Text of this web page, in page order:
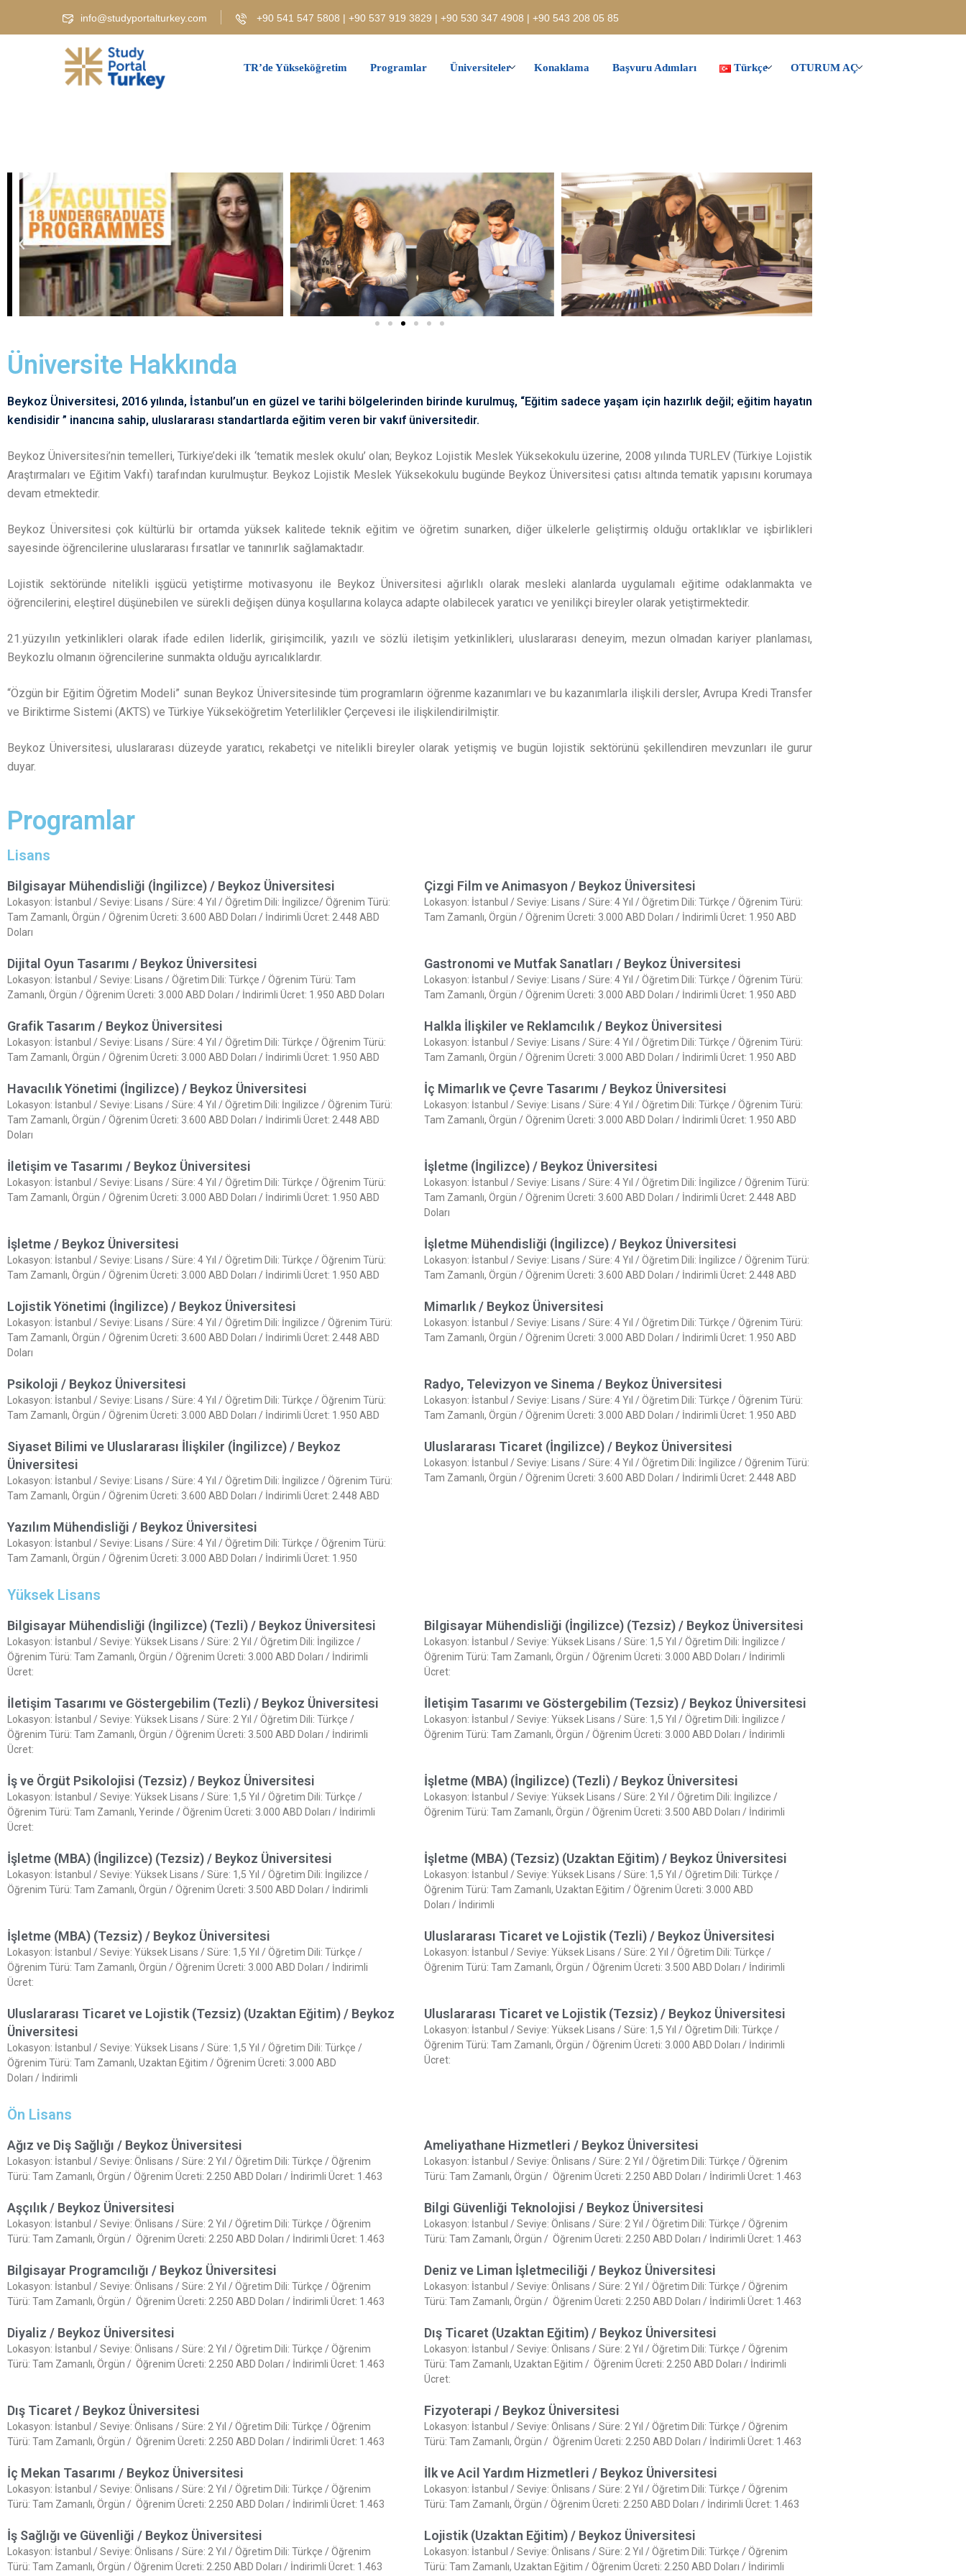
info@studyportalturkey.com +90 541 547 5808 | +90 537 919 3829 | +90 530 347 4908 | +90 543 208 05 85
TR’de Yükseköğretim Programlar Üniversiteler Konaklama Başvuru Adımları Türkçe OTURUM AÇ
Üniversite Hakkında
Beykoz Üniversitesi, 2016 yılında, İstanbul’un en güzel ve tarihi bölgelerinden birinde kurulmuş, “Eğitim sadece yaşam için hazırlık değil; eğitim hayatın
kendisidir ” inancına sahip, uluslararası standartlarda eğitim veren bir vakıf üniversitedir.
Beykoz Üniversitesi’nin temelleri, Türkiye’deki ilk ‘tematik meslek okulu’ olan; Beykoz Lojistik Meslek Yüksekokulu üzerine, 2008 yılında TURLEV (Türkiye Lojistik
Araştırmaları ve Eğitim Vakfı) tarafından kurulmuştur. Beykoz Lojistik Meslek Yüksekokulu bugünde Beykoz Üniversitesi çatısı altında tematik yapısını korumaya
devam etmektedir.
Beykoz Üniversitesi çok kültürlü bir ortamda yüksek kalitede teknik eğitim ve öğretim sunarken, diğer ülkelerle geliştirmiş olduğu ortaklıklar ve işbirlikleri
sayesinde öğrencilerine uluslararası fırsatlar ve tanınırlık sağlamaktadır.
Lojistik sektöründe nitelikli işgücü yetiştirme motivasyonu ile Beykoz Üniversitesi ağırlıklı olarak mesleki alanlarda uygulamalı eğitime odaklanmakta ve
öğrencilerini, eleştirel düşünebilen ve sürekli değişen dünya koşullarına kolayca adapte olabilecek yaratıcı ve yenilikçi bireyler olarak yetiştirmektedir.
21.yüzyılın yetkinlikleri olarak ifade edilen liderlik, girişimcilik, yazılı ve sözlü iletişim yetkinlikleri, uluslararası deneyim, mezun olmadan kariyer planlaması,
Beykozlu olmanın öğrencilerine sunmakta olduğu ayrıcalıklardır.
“Özgün bir Eğitim Öğretim Modeli” sunan Beykoz Üniversitesinde tüm programların öğrenme kazanımları ve bu kazanımlarla ilişkili dersler, Avrupa Kredi Transfer
ve Biriktirme Sistemi (AKTS) ve Türkiye Yükseköğretim Yeterlilikler Çerçevesi ile ilişkilendirilmiştir.
Beykoz Üniversitesi, uluslararası düzeyde yaratıcı, rekabetçi ve nitelikli bireyler olarak yetişmiş ve bugün lojistik sektörünü şekillendiren mevzunları ile gurur
duyar.
Programlar
Lisans
Bilgisayar Mühendisliği (İngilizce) / Beykoz Üniversitesi
Lokasyon: İstanbul / Seviye: Lisans / Süre: 4 Yıl / Öğretim Dili: İngilizce/ Öğrenim Türü:
Tam Zamanlı, Örgün / Öğrenim Ücreti: 3.600 ABD Doları / İndirimli Ücret: 2.448 ABD
Doları
Çizgi Film ve Animasyon / Beykoz Üniversitesi
Lokasyon: İstanbul / Seviye: Lisans / Süre: 4 Yıl / Öğretim Dili: Türkçe / Öğrenim Türü:
Tam Zamanlı, Örgün / Öğrenim Ücreti: 3.000 ABD Doları / İndirimli Ücret: 1.950 ABD
Dijital Oyun Tasarımı / Beykoz Üniversitesi
Lokasyon: İstanbul / Seviye: Lisans / Öğretim Dili: Türkçe / Öğrenim Türü: Tam
Zamanlı, Örgün / Öğrenim Ücreti: 3.000 ABD Doları / İndirimli Ücret: 1.950 ABD Doları
Gastronomi ve Mutfak Sanatları / Beykoz Üniversitesi
Lokasyon: İstanbul / Seviye: Lisans / Süre: 4 Yıl / Öğretim Dili: Türkçe / Öğrenim Türü:
Tam Zamanlı, Örgün / Öğrenim Ücreti: 3.000 ABD Doları / İndirimli Ücret: 1.950 ABD
Grafik Tasarım / Beykoz Üniversitesi
Lokasyon: İstanbul / Seviye: Lisans / Süre: 4 Yıl / Öğretim Dili: Türkçe / Öğrenim Türü:
Tam Zamanlı, Örgün / Öğrenim Ücreti: 3.000 ABD Doları / İndirimli Ücret: 1.950 ABD
Halkla İlişkiler ve Reklamcılık / Beykoz Üniversitesi
Lokasyon: İstanbul / Seviye: Lisans / Süre: 4 Yıl / Öğretim Dili: Türkçe / Öğrenim Türü:
Tam Zamanlı, Örgün / Öğrenim Ücreti: 3.000 ABD Doları / İndirimli Ücret: 1.950 ABD
Havacılık Yönetimi (İngilizce) / Beykoz Üniversitesi
Lokasyon: İstanbul / Seviye: Lisans / Süre: 4 Yıl / Öğretim Dili: İngilizce / Öğrenim Türü:
Tam Zamanlı, Örgün / Öğrenim Ücreti: 3.600 ABD Doları / İndirimli Ücret: 2.448 ABD
Doları
İç Mimarlık ve Çevre Tasarımı / Beykoz Üniversitesi
Lokasyon: İstanbul / Seviye: Lisans / Süre: 4 Yıl / Öğretim Dili: Türkçe / Öğrenim Türü:
Tam Zamanlı, Örgün / Öğrenim Ücreti: 3.000 ABD Doları / İndirimli Ücret: 1.950 ABD
İletişim ve Tasarımı / Beykoz Üniversitesi
Lokasyon: İstanbul / Seviye: Lisans / Süre: 4 Yıl / Öğretim Dili: Türkçe / Öğrenim Türü:
Tam Zamanlı, Örgün / Öğrenim Ücreti: 3.000 ABD Doları / İndirimli Ücret: 1.950 ABD
İşletme (İngilizce) / Beykoz Üniversitesi
Lokasyon: İstanbul / Seviye: Lisans / Süre: 4 Yıl / Öğretim Dili: İngilizce / Öğrenim Türü:
Tam Zamanlı, Örgün / Öğrenim Ücreti: 3.600 ABD Doları / İndirimli Ücret: 2.448 ABD
Doları
İşletme / Beykoz Üniversitesi
Lokasyon: İstanbul / Seviye: Lisans / Süre: 4 Yıl / Öğretim Dili: Türkçe / Öğrenim Türü:
Tam Zamanlı, Örgün / Öğrenim Ücreti: 3.000 ABD Doları / İndirimli Ücret: 1.950 ABD
İşletme Mühendisliği (İngilizce) / Beykoz Üniversitesi
Lokasyon: İstanbul / Seviye: Lisans / Süre: 4 Yıl / Öğretim Dili: İngilizce / Öğrenim Türü:
Tam Zamanlı, Örgün / Öğrenim Ücreti: 3.600 ABD Doları / İndirimli Ücret: 2.448 ABD
Lojistik Yönetimi (İngilizce) / Beykoz Üniversitesi
Lokasyon: İstanbul / Seviye: Lisans / Süre: 4 Yıl / Öğretim Dili: İngilizce / Öğrenim Türü:
Tam Zamanlı, Örgün / Öğrenim Ücreti: 3.600 ABD Doları / İndirimli Ücret: 2.448 ABD
Doları
Mimarlık / Beykoz Üniversitesi
Lokasyon: İstanbul / Seviye: Lisans / Süre: 4 Yıl / Öğretim Dili: Türkçe / Öğrenim Türü:
Tam Zamanlı, Örgün / Öğrenim Ücreti: 3.000 ABD Doları / İndirimli Ücret: 1.950 ABD
Psikoloji / Beykoz Üniversitesi
Lokasyon: İstanbul / Seviye: Lisans / Süre: 4 Yıl / Öğretim Dili: Türkçe / Öğrenim Türü:
Tam Zamanlı, Örgün / Öğrenim Ücreti: 3.000 ABD Doları / İndirimli Ücret: 1.950 ABD
Radyo, Televizyon ve Sinema / Beykoz Üniversitesi
Lokasyon: İstanbul / Seviye: Lisans / Süre: 4 Yıl / Öğretim Dili: Türkçe / Öğrenim Türü:
Tam Zamanlı, Örgün / Öğrenim Ücreti: 3.000 ABD Doları / İndirimli Ücret: 1.950 ABD
Siyaset Bilimi ve Uluslararası İlişkiler (İngilizce) / Beykoz
Üniversitesi
Lokasyon: İstanbul / Seviye: Lisans / Süre: 4 Yıl / Öğretim Dili: İngilizce / Öğrenim Türü:
Tam Zamanlı, Örgün / Öğrenim Ücreti: 3.600 ABD Doları / İndirimli Ücret: 2.448 ABD
Uluslararası Ticaret (İngilizce) / Beykoz Üniversitesi
Lokasyon: İstanbul / Seviye: Lisans / Süre: 4 Yıl / Öğretim Dili: İngilizce / Öğrenim Türü:
Tam Zamanlı, Örgün / Öğrenim Ücreti: 3.600 ABD Doları / İndirimli Ücret: 2.448 ABD
Yazılım Mühendisliği / Beykoz Üniversitesi
Lokasyon: İstanbul / Seviye: Lisans / Süre: 4 Yıl / Öğretim Dili: Türkçe / Öğrenim Türü:
Tam Zamanlı, Örgün / Öğrenim Ücreti: 3.000 ABD Doları / İndirimli Ücret: 1.950
Yüksek Lisans
Bilgisayar Mühendisliği (İngilizce) (Tezli) / Beykoz Üniversitesi
Lokasyon: İstanbul / Seviye: Yüksek Lisans / Süre: 2 Yıl / Öğretim Dili: İngilizce /
Öğrenim Türü: Tam Zamanlı, Örgün / Öğrenim Ücreti: 3.000 ABD Doları / İndirimli
Ücret:
Bilgisayar Mühendisliği (İngilizce) (Tezsiz) / Beykoz Üniversitesi
Lokasyon: İstanbul / Seviye: Yüksek Lisans / Süre: 1,5 Yıl / Öğretim Dili: İngilizce /
Öğrenim Türü: Tam Zamanlı, Örgün / Öğrenim Ücreti: 3.000 ABD Doları / İndirimli
Ücret:
İletişim Tasarımı ve Göstergebilim (Tezli) / Beykoz Üniversitesi
Lokasyon: İstanbul / Seviye: Yüksek Lisans / Süre: 2 Yıl / Öğretim Dili: Türkçe /
Öğrenim Türü: Tam Zamanlı, Örgün / Öğrenim Ücreti: 3.500 ABD Doları / İndirimli
Ücret:
İletişim Tasarımı ve Göstergebilim (Tezsiz) / Beykoz Üniversitesi
Lokasyon: İstanbul / Seviye: Yüksek Lisans / Süre: 1,5 Yıl / Öğretim Dili: İngilizce /
Öğrenim Türü: Tam Zamanlı, Örgün / Öğrenim Ücreti: 3.000 ABD Doları / İndirimli
İş ve Örgüt Psikolojisi (Tezsiz) / Beykoz Üniversitesi
Lokasyon: İstanbul / Seviye: Yüksek Lisans / Süre: 1,5 Yıl / Öğretim Dili: Türkçe /
Öğrenim Türü: Tam Zamanlı, Yerinde / Öğrenim Ücreti: 3.000 ABD Doları / İndirimli
Ücret:
İşletme (MBA) (İngilizce) (Tezli) / Beykoz Üniversitesi
Lokasyon: İstanbul / Seviye: Yüksek Lisans / Süre: 2 Yıl / Öğretim Dili: İngilizce /
Öğrenim Türü: Tam Zamanlı, Örgün / Öğrenim Ücreti: 3.500 ABD Doları / İndirimli
İşletme (MBA) (İngilizce) (Tezsiz) / Beykoz Üniversitesi
Lokasyon: İstanbul / Seviye: Yüksek Lisans / Süre: 1,5 Yıl / Öğretim Dili: İngilizce /
Öğrenim Türü: Tam Zamanlı, Örgün / Öğrenim Ücreti: 3.500 ABD Doları / İndirimli
İşletme (MBA) (Tezsiz) (Uzaktan Eğitim) / Beykoz Üniversitesi
Lokasyon: İstanbul / Seviye: Yüksek Lisans / Süre: 1,5 Yıl / Öğretim Dili: Türkçe /
Öğrenim Türü: Tam Zamanlı, Uzaktan Eğitim / Öğrenim Ücreti: 3.000 ABD
Doları / İndirimli
İşletme (MBA) (Tezsiz) / Beykoz Üniversitesi
Lokasyon: İstanbul / Seviye: Yüksek Lisans / Süre: 1,5 Yıl / Öğretim Dili: Türkçe /
Öğrenim Türü: Tam Zamanlı, Örgün / Öğrenim Ücreti: 3.000 ABD Doları / İndirimli
Ücret:
Uluslararası Ticaret ve Lojistik (Tezli) / Beykoz Üniversitesi
Lokasyon: İstanbul / Seviye: Yüksek Lisans / Süre: 2 Yıl / Öğretim Dili: Türkçe /
Öğrenim Türü: Tam Zamanlı, Örgün / Öğrenim Ücreti: 3.500 ABD Doları / İndirimli
Uluslararası Ticaret ve Lojistik (Tezsiz) (Uzaktan Eğitim) / Beykoz
Üniversitesi
Lokasyon: İstanbul / Seviye: Yüksek Lisans / Süre: 1,5 Yıl / Öğretim Dili: Türkçe /
Öğrenim Türü: Tam Zamanlı, Uzaktan Eğitim / Öğrenim Ücreti: 3.000 ABD
Doları / İndirimli
Uluslararası Ticaret ve Lojistik (Tezsiz) / Beykoz Üniversitesi
Lokasyon: İstanbul / Seviye: Yüksek Lisans / Süre: 1,5 Yıl / Öğretim Dili: Türkçe /
Öğrenim Türü: Tam Zamanlı, Örgün / Öğrenim Ücreti: 3.000 ABD Doları / İndirimli
Ücret:
Ön Lisans
Ağız ve Diş Sağlığı / Beykoz Üniversitesi
Lokasyon: İstanbul / Seviye: Önlisans / Süre: 2 Yıl / Öğretim Dili: Türkçe / Öğrenim
Türü: Tam Zamanlı, Örgün / Öğrenim Ücreti: 2.250 ABD Doları / İndirimli Ücret: 1.463
Ameliyathane Hizmetleri / Beykoz Üniversitesi
Lokasyon: İstanbul / Seviye: Önlisans / Süre: 2 Yıl / Öğretim Dili: Türkçe / Öğrenim
Türü: Tam Zamanlı, Örgün / Öğrenim Ücreti: 2.250 ABD Doları / İndirimli Ücret: 1.463
Aşçılık / Beykoz Üniversitesi
Lokasyon: İstanbul / Seviye: Önlisans / Süre: 2 Yıl / Öğretim Dili: Türkçe / Öğrenim
Türü: Tam Zamanlı, Örgün / Öğrenim Ücreti: 2.250 ABD Doları / İndirimli Ücret: 1.463
Bilgi Güvenliği Teknolojisi / Beykoz Üniversitesi
Lokasyon: İstanbul / Seviye: Önlisans / Süre: 2 Yıl / Öğretim Dili: Türkçe / Öğrenim
Türü: Tam Zamanlı, Örgün / Öğrenim Ücreti: 2.250 ABD Doları / İndirimli Ücret: 1.463
Bilgisayar Programcılığı / Beykoz Üniversitesi
Lokasyon: İstanbul / Seviye: Önlisans / Süre: 2 Yıl / Öğretim Dili: Türkçe / Öğrenim
Türü: Tam Zamanlı, Örgün / Öğrenim Ücreti: 2.250 ABD Doları / İndirimli Ücret: 1.463
Deniz ve Liman İşletmeciliği / Beykoz Üniversitesi
Lokasyon: İstanbul / Seviye: Önlisans / Süre: 2 Yıl / Öğretim Dili: Türkçe / Öğrenim
Türü: Tam Zamanlı, Örgün / Öğrenim Ücreti: 2.250 ABD Doları / İndirimli Ücret: 1.463
Diyaliz / Beykoz Üniversitesi
Lokasyon: İstanbul / Seviye: Önlisans / Süre: 2 Yıl / Öğretim Dili: Türkçe / Öğrenim
Türü: Tam Zamanlı, Örgün / Öğrenim Ücreti: 2.250 ABD Doları / İndirimli Ücret: 1.463
Dış Ticaret (Uzaktan Eğitim) / Beykoz Üniversitesi
Lokasyon: İstanbul / Seviye: Önlisans / Süre: 2 Yıl / Öğretim Dili: Türkçe / Öğrenim
Türü: Tam Zamanlı, Uzaktan Eğitim / Öğrenim Ücreti: 2.250 ABD Doları / İndirimli
Ücret:
Dış Ticaret / Beykoz Üniversitesi
Lokasyon: İstanbul / Seviye: Önlisans / Süre: 2 Yıl / Öğretim Dili: Türkçe / Öğrenim
Türü: Tam Zamanlı, Örgün / Öğrenim Ücreti: 2.250 ABD Doları / İndirimli Ücret: 1.463
Fizyoterapi / Beykoz Üniversitesi
Lokasyon: İstanbul / Seviye: Önlisans / Süre: 2 Yıl / Öğretim Dili: Türkçe / Öğrenim
Türü: Tam Zamanlı, Örgün / Öğrenim Ücreti: 2.250 ABD Doları / İndirimli Ücret: 1.463
İç Mekan Tasarımı / Beykoz Üniversitesi
Lokasyon: İstanbul / Seviye: Önlisans / Süre: 2 Yıl / Öğretim Dili: Türkçe / Öğrenim
Türü: Tam Zamanlı, Örgün / Öğrenim Ücreti: 2.250 ABD Doları / İndirimli Ücret: 1.463
İlk ve Acil Yardım Hizmetleri / Beykoz Üniversitesi
Lokasyon: İstanbul / Seviye: Önlisans / Süre: 2 Yıl / Öğretim Dili: Türkçe / Öğrenim
Türü: Tam Zamanlı, Örgün / Öğrenim Ücreti: 2.250 ABD Doları / İndirimli Ücret: 1.463
İş Sağlığı ve Güvenliği / Beykoz Üniversitesi
Lokasyon: İstanbul / Seviye: Önlisans / Süre: 2 Yıl / Öğretim Dili: Türkçe / Öğrenim
Türü: Tam Zamanlı, Örgün / Öğrenim Ücreti: 2.250 ABD Doları / İndirimli Ücret: 1.463
Lojistik (Uzaktan Eğitim) / Beykoz Üniversitesi
Lokasyon: İstanbul / Seviye: Önlisans / Süre: 2 Yıl / Öğretim Dili: Türkçe / Öğrenim
Türü: Tam Zamanlı, Uzaktan Eğitim / Öğrenim Ücreti: 2.250 ABD Doları / İndirimli